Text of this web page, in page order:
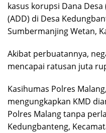
kasus korupsi Dana Desa
(ADD) di Desa
Sumbermanjing Wetan,
Akibat perbuatannya,
mencapai ratusan juta
Kasihumas Polres
mengungkapkan KMD
Polres Malang tanpa
Kedungbanteng,